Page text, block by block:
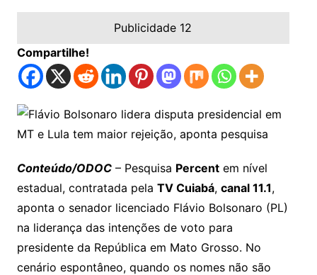
Publicidade 12
Compartilhe!
Conteúdo/ODOC– Pesquisa Percentem nível
estadual, contratada pela TV Cuiabá, canal 11.1,
aponta o senador licenciado Flávio Bolsonaro (PL)
na liderança das intenções de voto para
presidente da República em Mato Grosso. No
cenário espontâneo, quando os nomes não são